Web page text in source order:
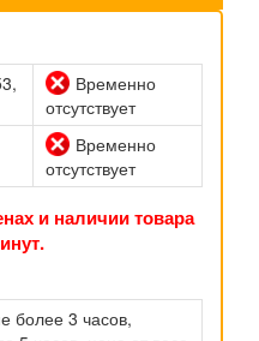
Временно
отсутствует
Временно
отсутствует
и наличии товара
более 3 часов,